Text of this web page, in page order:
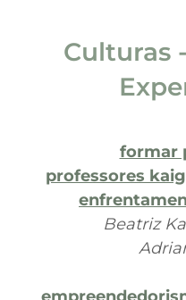
Culturas
formar
professores
Beatriz